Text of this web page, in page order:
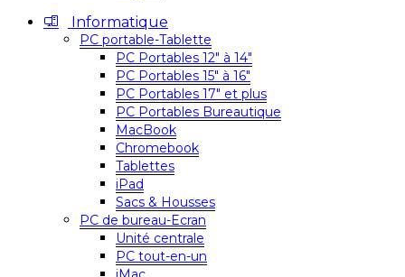
Informatique
PC portable-Tablette
PC Portables 12″ à 14″
PC Portables 15″ à 16″
PC Portables 17″ et plus
PC Portables Bureautique
MacBook
Chromebook
Tablettes
iPad
Sacs & Housses
PC de bureau-Ecran
Unité centrale
PC tout-en-un